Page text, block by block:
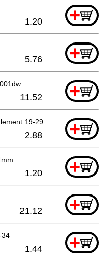
+
1.20
+
5.76
+
11.52
19-29 +
2.88
+
1.20
+
21.12
34 +
1.44